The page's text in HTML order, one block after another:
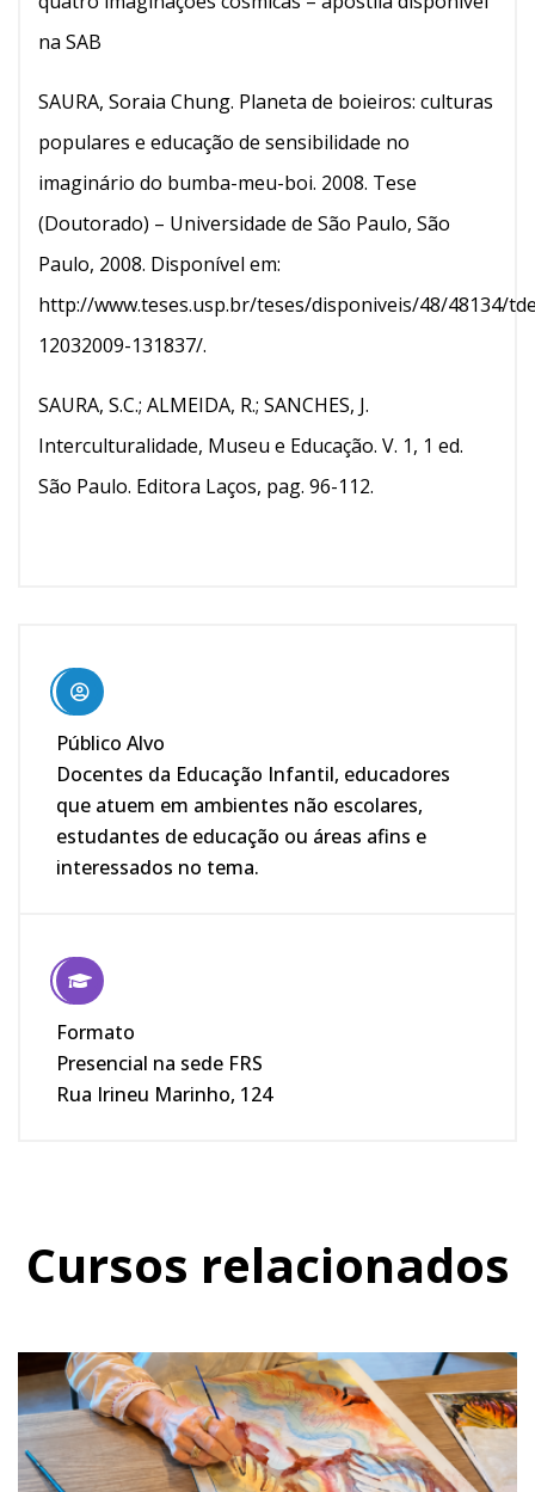
na SAB
SAURA, Soraia Chung. Planeta de boieiros: culturas
populares e educação de sensibilidade no
imaginário do bumba-meu-boi. 2008. Tese
(Doutorado) – Universidade de São Paulo, São
Paulo, 2008. Disponível em:
http://www.teses.usp.br/teses/disponiveis/48/48134/
12032009-131837/.
SAURA, S.C.; ALMEIDA, R.; SANCHES, J.
Interculturalidade, Museu e Educação. V. 1, 1 ed.
São Paulo. Editora Laços, pag. 96-112.
Público Alvo
Docentes da Educação Infantil, educadores
que atuem em ambientes não escolares,
estudantes de educação ou áreas afins e
interessados no tema.
Formato
Presencial na sede FRS
Rua Irineu Marinho, 124
Cursos relacionados